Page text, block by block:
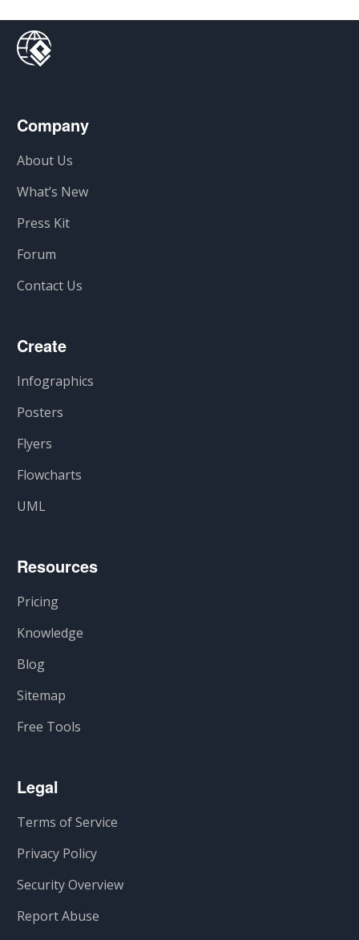
Company
About Us
What’s New
Press Kit
Forum
Contact Us
Create
Infographics
Posters
Flyers
Flowcharts
UML
Resources
Pricing
Knowledge
Blog
Sitemap
Free Tools
Legal
Terms of Service
Privacy Policy
Security Overview
Report Abuse